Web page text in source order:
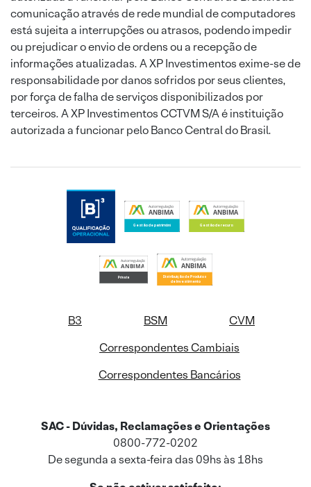
comunicação através de rede mundial de computadores
está sujeita a interrupções ou atrasos, podendo impedir
ou prejudicar o envio de ordens ou a recepção de
informações atualizadas. A XP Investimentos exime-se de
responsabilidade por danos sofridos por seus clientes,
por força de falha de serviços disponibilizados por
terceiros. A XP Investimentos CCTVM S/A é instituição
autorizada a funcionar pelo Banco Central do Brasil.
B3 BSM
CVM
Correspondentes Cambiais
Correspondentes Bancários
SAC - Dúvidas, Reclamações e Orientações
0800-772-0202
De segunda a sexta-feira das 09hs às 18hs